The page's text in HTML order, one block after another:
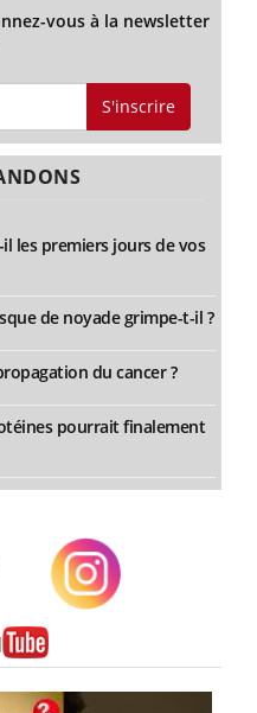
vous à la newsletter
S'inscrire
les premiers jours de vos
de noyade grimpe-t-il ?
du cancer ?
pourrait finalement